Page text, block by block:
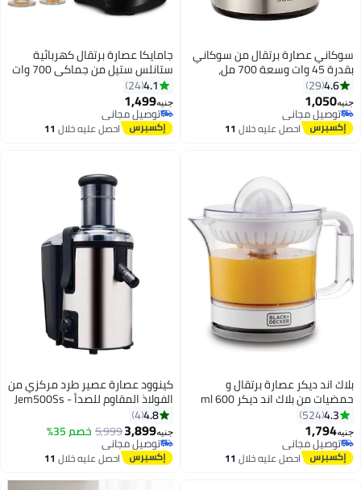
سوكاني عصارة برتقال من سوكاني
بقدرة 45 وات وسعة 700 مل،
موديل JE-623D
4.6
29
جنيه1,050
توصيل مجاني
بتخلّص بسرعة
توصيل مجانياحصل عليه خلال 11
جامايكا عصارة برتقال كهربائية
ستانلس ستيل من جماكي 700 وات
ايطالي JMK4004
4.1
24
جنيه1,499
توصيل مجاني
توصيل مجانياحصل عليه خلال 11
بلاك اند ديكر عصارة برتقال و
حمضيات من بلاك اند ديكر 600 ml
25 W CJ675-B5 أبيض
4.3
524
جنيه1,794
توصيل مجاني
بتخلّص بسرعة
توصيل مجانياحصل عليه خلال 11
كينوود عصارة عصير طرد مركزي من
الفولاذ المقاوم للصدأ - Jem500Ss
4.8
4
جنيه3,899
5,999خصم 35%
توصيل مجاني
توصيل مجانياحصل عليه خلال 11